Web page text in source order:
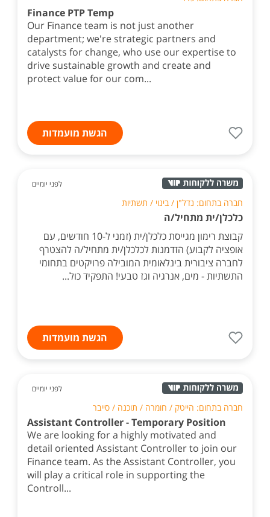
Finance PTP Temp
Our Finance team is not just another
department; we're strategic partners and
catalysts for change, who use our expertise to
drive sustainable growth and create and
protect value for our com...
הגשת מועמדות
לפני יומיים
חברה בתחום: נדל"ן / בינוי / תשתיות
כלכלן/ית מתחיל/ה
קבוצת רימון מגייסת כלכלן/ית (זמני ל-10 חודשים, עם
אופציה לקבוע) הזדמנות לכלכלן/ית מתחיל/ה להצטרף
לחברה ציבורית בינלאומית המובילה פרויקטים בתחומי
התשתיות - מים, אנרגיה וגז טבעי! התפקיד כול...
הגשת מועמדות
לפני יומיים
חברה בתחום: הייטק / חומרה / תוכנה / סייבר
Assistant Controller - Temporary Position
We are looking for a highly motivated and
detail oriented Assistant Controller to join our
Finance team. As the Assistant Controller, you
will play a critical role in supporting the
Controll...